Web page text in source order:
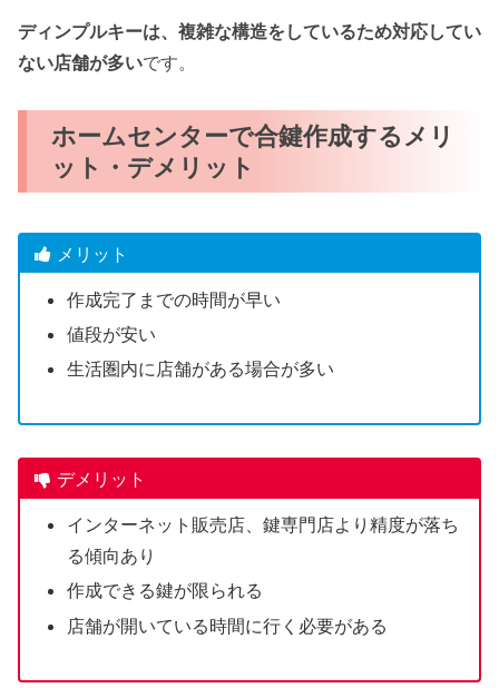
ディンプルキーは、複雑な構造をしているため対応してい
ない店舗が多いです。
ホームセンターで合鍵作成するメリ
ット・デメリット
メリット
作成完了までの時間が早い
値段が安い
生活圏内に店舗がある場合が多い
デメリット
インターネット販売店、鍵専門店より精度が落ち
る傾向あり
作成できる鍵が限られる
店舗が開いている時間に行く必要がある